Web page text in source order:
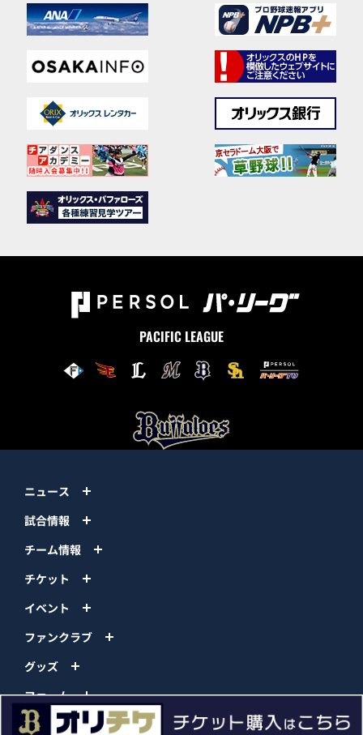
PACIFIC LEAGUE
ニュース
試合情報
チーム情報
チケット
イベント
ファンクラブ
グッズ
ファーム
エンタメ